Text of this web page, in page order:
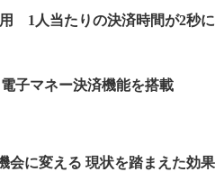
1人当たりの決済時間が2秒に
子マネー決済機能を搭載